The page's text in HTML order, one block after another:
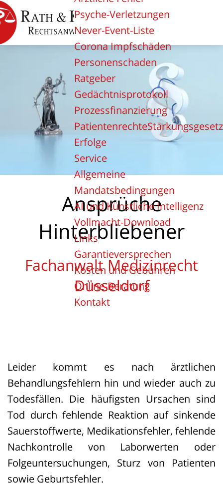
Psyche-Verletzungen
Never-Event-Liste
Corona Impfschäden
Personenschaden
Ratgeber
Gedächtnisprotokoll
Prozessfinanzierung
PatientenrechteStärkungsgesetz
Erfolge
Service
Allgemeine
Mandatsbedingungen
AI und Künstliche Intelligenz
Vollmacht-Download
Links
Garantieversprechen
Kosten und Gebühren
Online-Beratung
Kontakt
Ansprüche
Hinterbliebener
Fachanwalt Medizinrecht
Düsseldorf
Leider kommt es nach ärztlichen
Behandlungsfehlern hin und wieder auch zu
Todesfällen. Die häufigsten Ursachen sind
Tod durch fehlende Reaktion auf sinkende
Sauerstoffwerte, Medikationsfehler, fehlende
Nachkontrolle von Laborwerten oder
Folgeuntersuchungen, Sturz von Patienten
sowie Geburtsfehler.